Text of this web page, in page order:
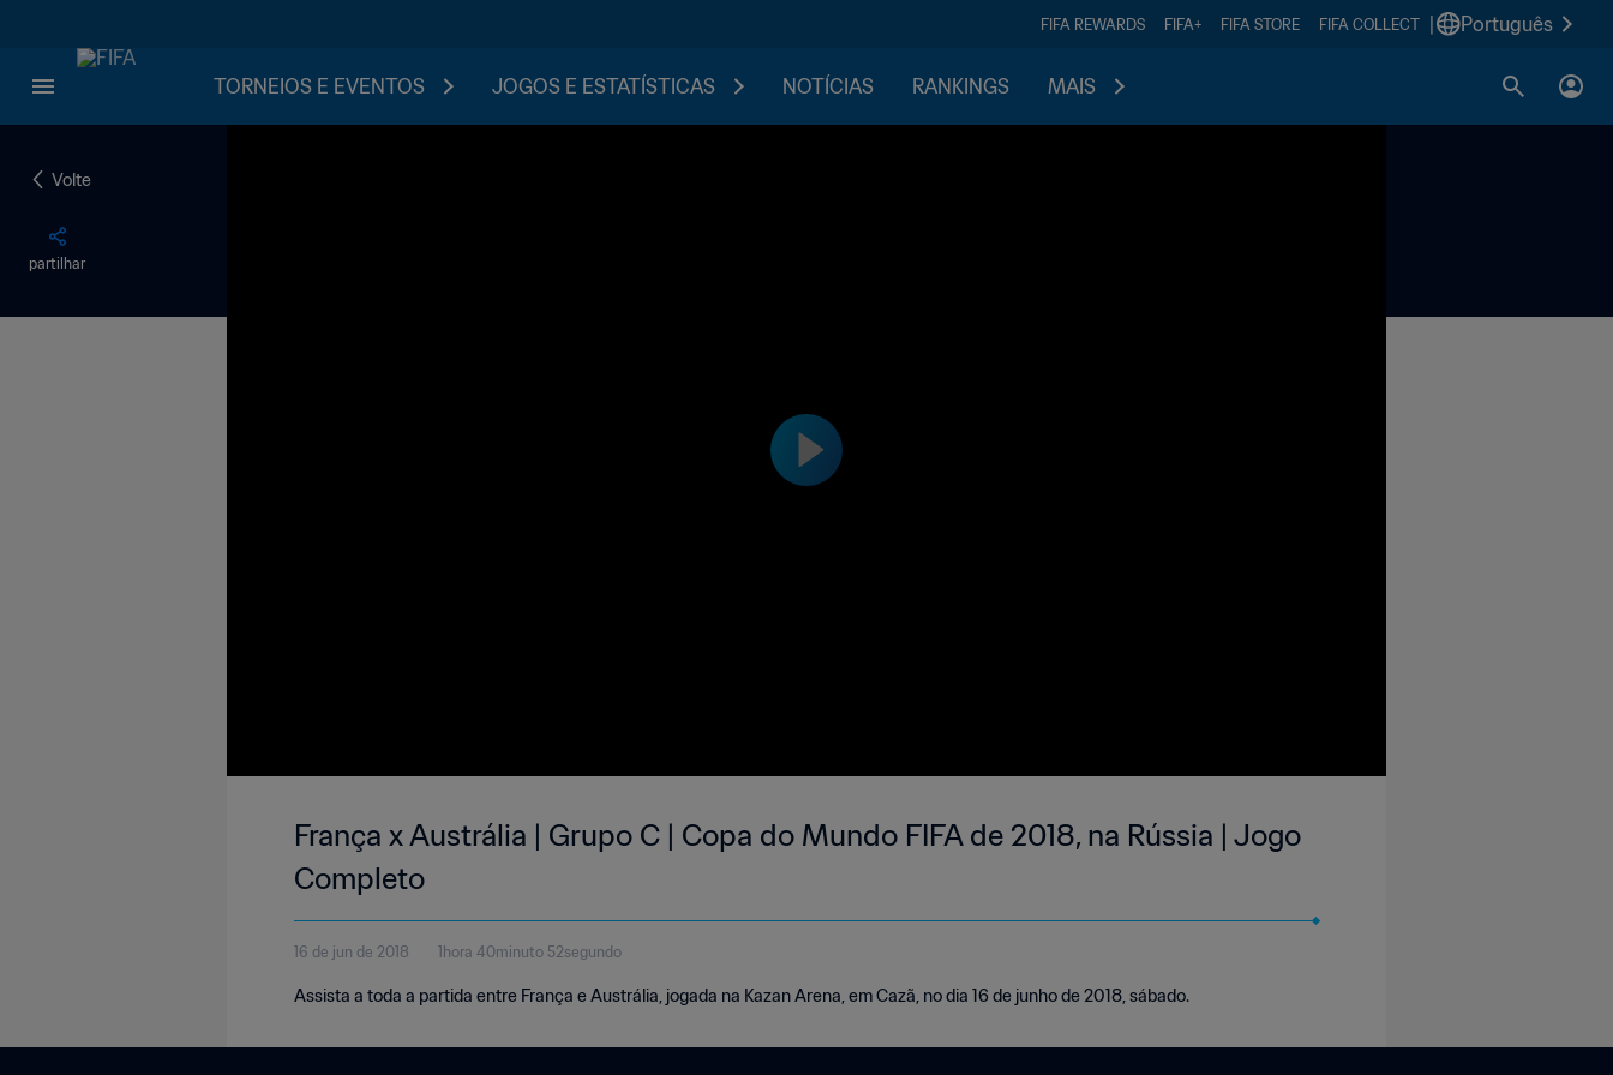
FIFA REWARDS FIFA+ FIFA STORE FIFA COLLECT Português
TORNEIOS E EVENTOS JOGOS E ESTATÍSTICAS NOTÍCIAS RANKINGS MAIS
Volte
partilhar
França x Austrália | Grupo C | Copa do Mundo FIFA de 2018, na Rússia | Jogo
Completo
16 de jun de 2018 1hora 40minuto 52segundo
Assista a toda a partida entre França e Austrália, jogada na Kazan Arena, em Cazã, no dia 16 de junho de 2018, sábado.